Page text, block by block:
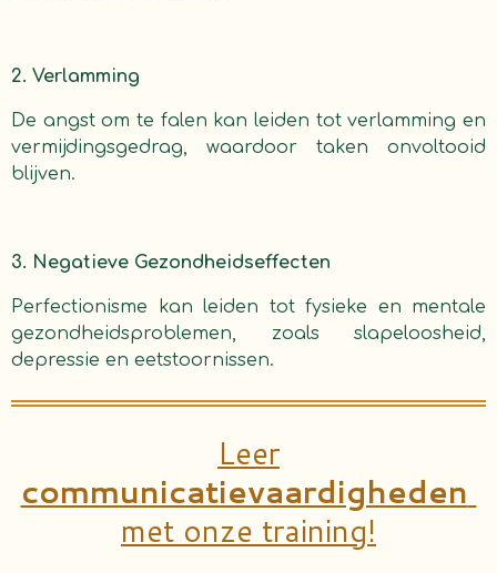
2. Verlamming
De angst om te falen kan leiden tot verlamming en
vermijdingsgedrag, waardoor taken onvoltooid
blijven.
3. Negatieve Gezondheidseffecten
Perfectionisme kan leiden tot fysieke en mentale
gezondheidsproblemen, zoals slapeloosheid,
depressie en eetstoornissen.
Leer
communicatievaardigheden
met onze training!